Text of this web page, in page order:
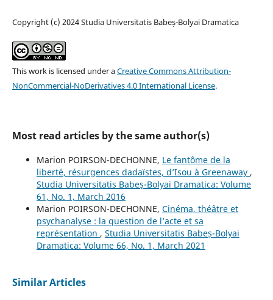
Copyright (c) 2024 Studia Universitatis Babeș-Bolyai Dramatica
This work is licensed under aCreative Commons Attribution-
NonCommercial-NoDerivatives 4.0 International License.
Most read articles by the same author(s)
Marion POIRSON-DECHONNE, Le fantôme de la
liberté, résurgences dadaïstes, d’Isou à Greenaway ,
Studia Universitatis Babeș-Bolyai Dramatica: Volume
61, No. 1, March 2016
Marion POIRSON-DECHONNE, Cinéma, théâtre et
psychanalyse : la question de l’acte et sa
représentation , Studia Universitatis Babeș-Bolyai
Dramatica: Volume 66, No. 1, March 2021
Similar Articles